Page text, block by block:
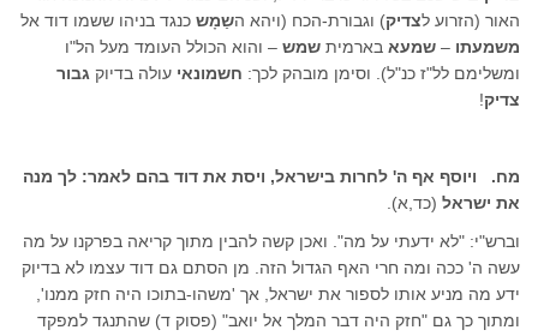
האור (הזרוע לצדיק) וגבורת-הכח (ויהא השַמָש כנגד בניהו ששמו דוד אל
משמעתו – שמעא בארמית שמש – והוא הכולל העומד מעל הל"ו
ומשלימם לל"ז כנ"ל). וסימן מובהק לכך: חשמונאי עולה בדיוק גבור
צדיק!
מח. ויוסף אף ה' לחרות בישראל, ויסת את דוד בהם לאמר: לך מנה
את ישראל (כד,א).
וברש"י: "לא ידעתי על מה". ואכן קשה להבין מתוך קריאה בפרקנו על מה
עשה ה' ככה ומה חרי האף הגדול הזה. מן הסתם גם דוד עצמו לא בדיוק
ידע מה מניע אותו לספור את ישראל, אך 'משהו-בתוכו היה חזק ממנו',
ומתוך כך גם "חזק היה דבר המלך אל יואב" (פסוק ד) שהתנגד למפקד